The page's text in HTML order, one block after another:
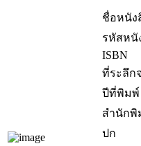
ชื่อหนัง
รหัสหนั
ISBN
ที่ระลึก
ปีที่พิมพ์
สำนักพิ
ปก